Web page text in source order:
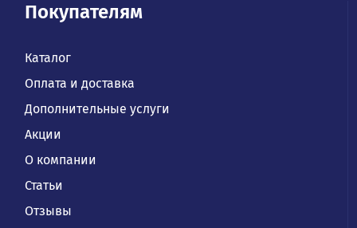
Покупателям
Каталог
Оплата и доставка
Дополнительные услуги
Акции
О компании
Статьи
Отзывы